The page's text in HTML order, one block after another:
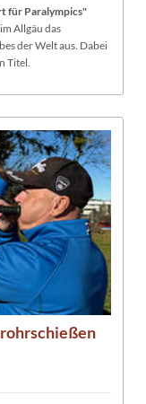
für Paralympics"
Allgäu das
der Welt aus. Dabei
Titel.